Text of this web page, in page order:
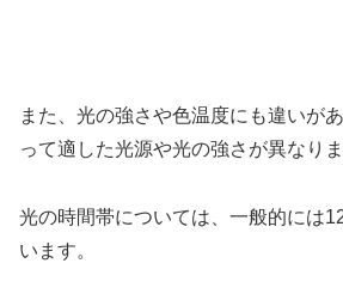
また、光の強さや色温度にも違いが
って適した光源や光の強さが異なりま
光の時間帯については、一般的には
います。